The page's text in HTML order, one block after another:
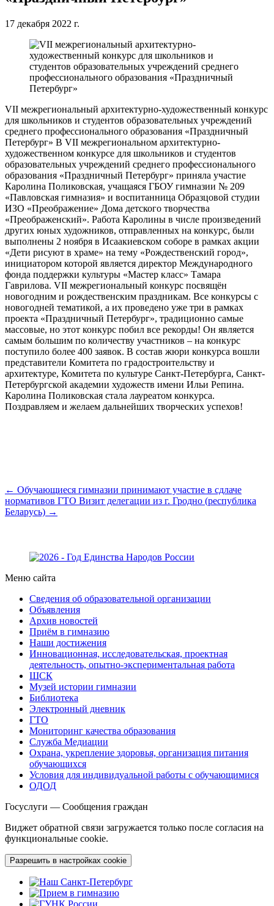
17 декабря 2022 г.
VII межрегиональный архитектурно-художественный конкурс
для школьников и студентов образовательных учреждений
среднего профессионального образования «Праздничный
Петербург» В VII межрегиональном архитектурно-
художественном конкурсе для школьников и студентов
образовательных учреждений среднего профессионального
образования «Праздничный Петербург» приняла участие
Каролина Поликовская, учащаяся ГБОУ гимназии № 209
«Павловская гимназия» и воспитанница Образцовой студии
ИЗО «Преображение» Дома детского творчества
«Преображенский». Работа Каролины в числе произведений
других юных художников, отправленных на конкурс, были
выполнены 2 ноября в Исаакиевском соборе в рамках акции
«Дети рисуют в храме» на тему «Рождественский город»,
инициатором которой является директор Международного
фонда поддержки культуры «Мастер класс» Тамара
Гаврилова. VII межрегиональный конкурс посвящён
новогодним и рождественским праздникам. Все конкурсы с
новогодней тематикой, а их проведено уже три в рамках
проекта «Праздничный Петербург», традиционно самые
массовые, но этот конкурс побил все рекорды! Он является
самым большим по количеству участников – на конкурс
поступило более 400 заявок. В состав жюри конкурса вошли
представители Комитета по градостроительству и
архитектуре, Комитета по культуре Санкт-Петербурга, Санкт-
Петербургской академии художеств имени Ильи Репина.
Каролина Поликовская стала лауреатом конкурса.
Поздравляем и желаем дальнейших творческих успехов!
← Обучающиеся гимназии принимают участие в сдлаче
нормативов ГТО Визит делегации из г. Гродно (республика
Беларусь) →
Меню сайта
Сведения об образовательной организации
Объявления
Архив новостей
Приём в гимназию
Наши достижения
Инновационная, исследовательская, проектная
деятельность, опытно-экспериментальная работа
ШСК
Музей истории гимназии
Библиотека
Электронный дневник
ГТО
Мониторинг качества образования
Служба Медиации
Охрана, укрепление здоровья, организация питания
обучающихся
Условия для индивидуальной работы с обучающимися
ОДОД
Госуслуги — Сообщения граждан
Виджет обратной связи загружается только после согласия на
функциональные cookie.
Разрешить в настройках cookie